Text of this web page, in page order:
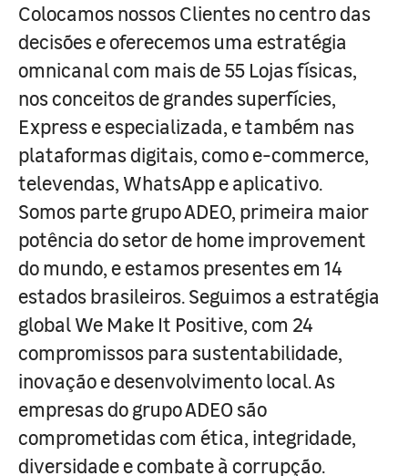
Colocamos nossos Clientes no centro das
decisões e oferecemos uma estratégia
omnicanal com mais de 55 Lojas físicas,
nos conceitos de grandes superfícies,
Express e especializada, e também nas
plataformas digitais, como e-commerce,
televendas, WhatsApp e aplicativo.
Somos parte grupo ADEO, primeira maior
potência do setor de home improvement
do mundo, e estamos presentes em 14
estados brasileiros. Seguimos a estratégia
global We Make It Positive, com 24
compromissos para sustentabilidade,
inovação e desenvolvimento local. As
empresas do grupo ADEO são
comprometidas com ética, integridade,
diversidade e combate à corrupção.